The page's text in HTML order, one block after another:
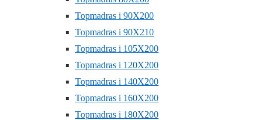
Topmadras i 90X200
Topmadras i 90X210
Topmadras i 105X200
Topmadras i 120X200
Topmadras i 140X200
Topmadras i 160X200
Topmadras i 180X200